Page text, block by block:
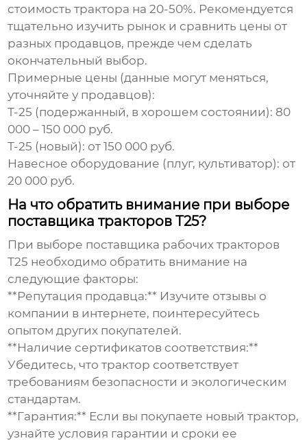
стоимость трактора на 20-50%. Рекомендуется
тщательно изучить рынок и сравнить цены от
разных продавцов, прежде чем сделать
окончательный выбор.
Примерные цены (данные могут меняться,
уточняйте у продавцов):
Т-25 (подержанный, в хорошем состоянии): 80
000 – 150 000 руб.
Т-25 (новый): от 150 000 руб.
Навесное оборудование (плуг, культиватор): от
20 000 руб.
На что обратить внимание при выборе
поставщика тракторов Т25?
При выборе поставщика рабочих тракторов
Т25 необходимо обратить внимание на
следующие факторы:
**Репутация продавца:** Изучите отзывы о
компании в интернете, поинтересуйтесь
опытом других покупателей.
**Наличие сертификатов соответствия:**
Убедитесь, что трактор соответствует
требованиям безопасности и экологическим
стандартам.
**Гарантия:** Если вы покупаете новый трактор,
узнайте условия гарантии и сроки ее